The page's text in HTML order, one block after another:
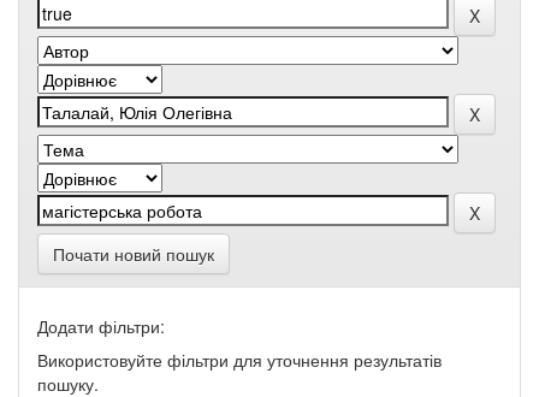
Почати новий пошук
Додати фільтри:
Використовуйте фільтри для уточнення результатів
пошуку.